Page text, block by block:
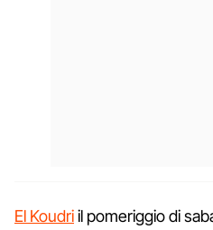
El Koudriil pomeriggio di